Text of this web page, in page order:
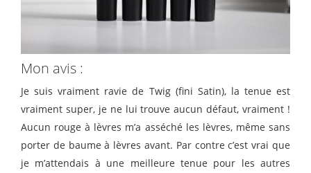
Mon avis :
Je suis vraiment ravie de Twig (fini Satin), la tenue est
vraiment super, je ne lui trouve aucun défaut, vraiment !
Aucun rouge à lèvres m’a asséché les lèvres, même sans
porter de baume à lèvres avant. Par contre c’est vrai que
je m’attendais à une meilleure tenue pour les autres